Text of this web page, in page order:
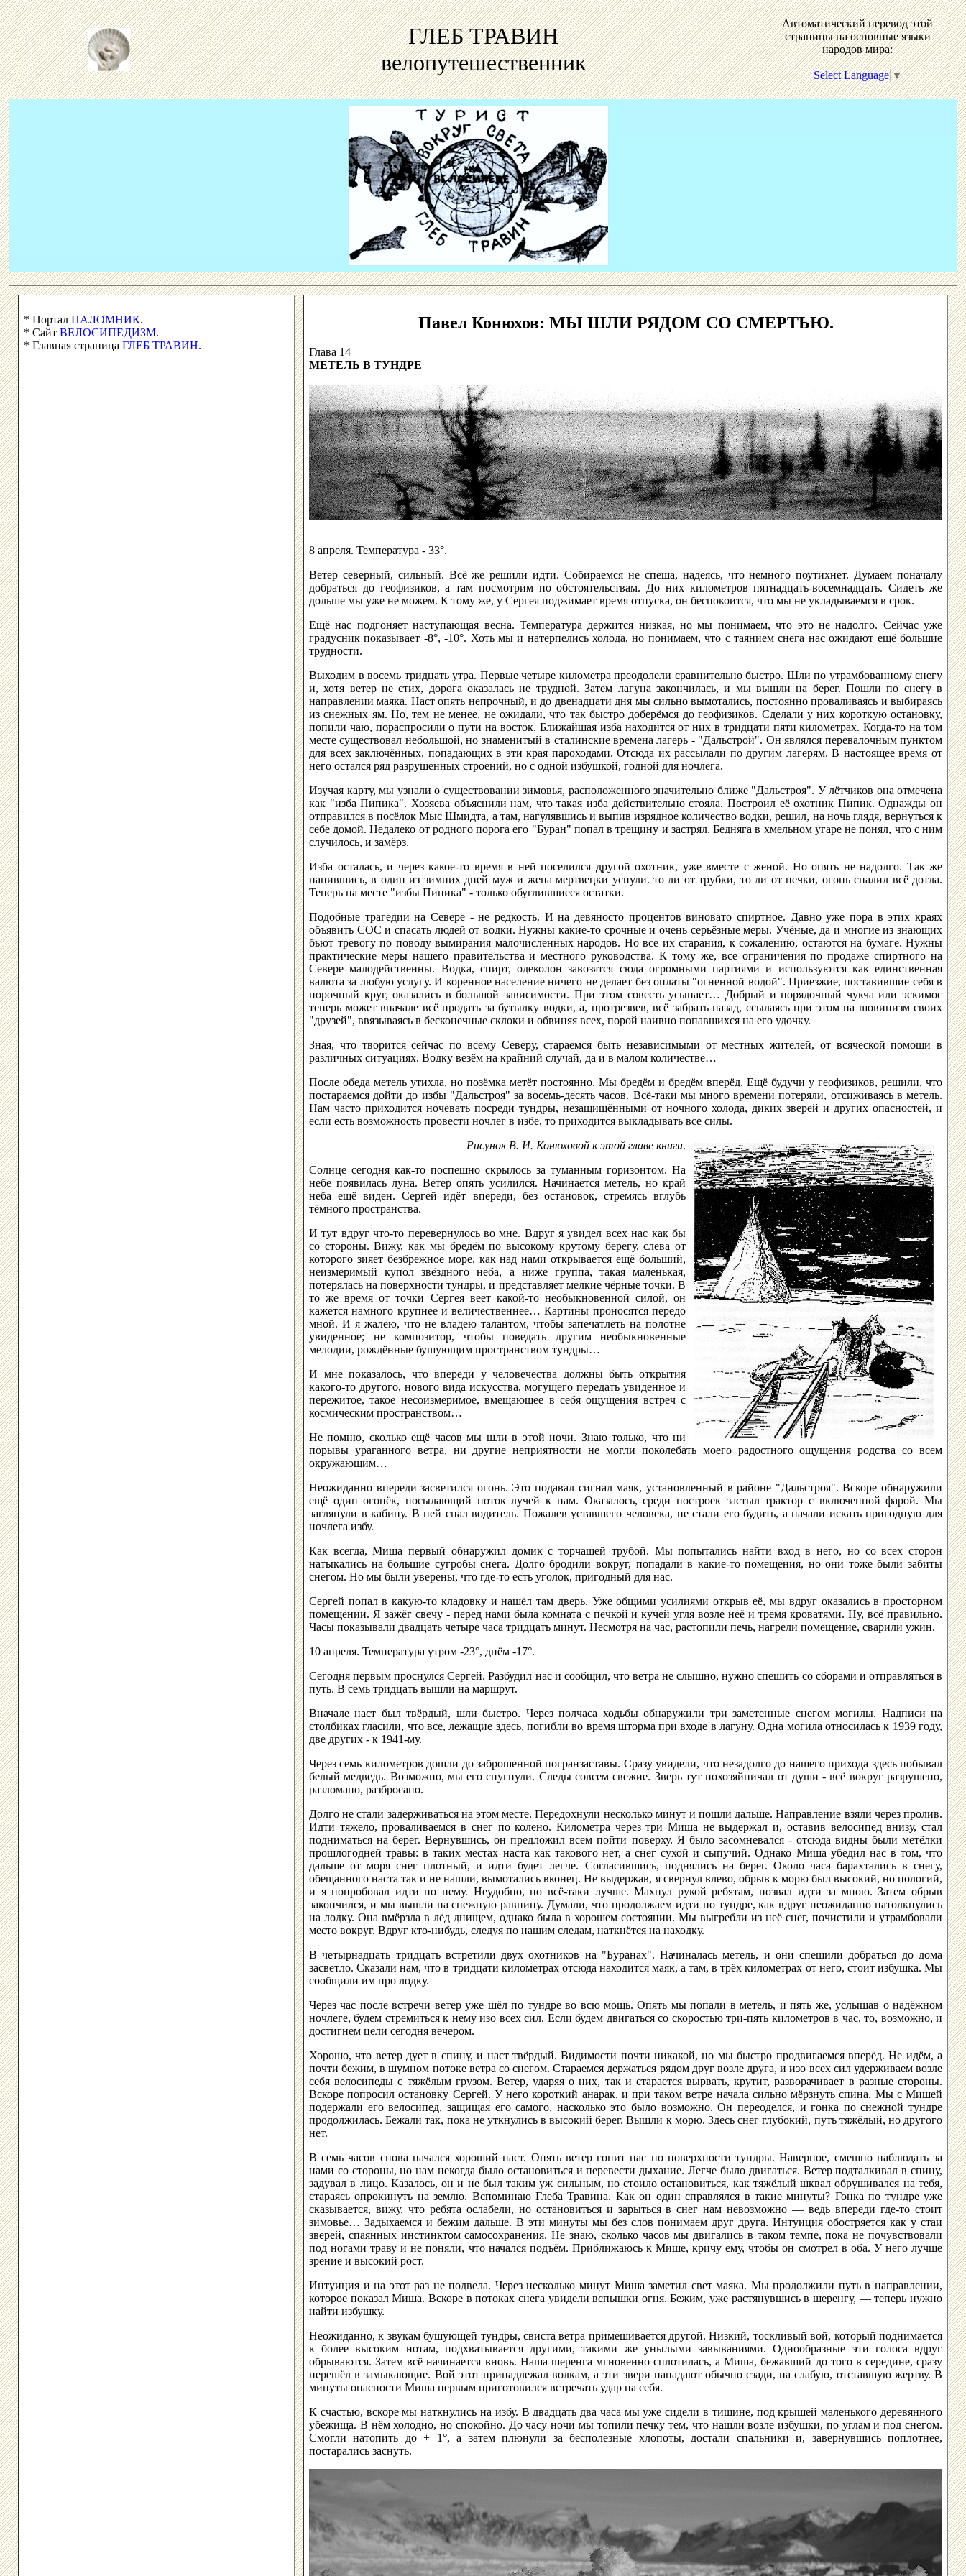
ГЛЕБ ТРАВИН
велопутешественник
Автоматический перевод этой
страницы на основные языки
народов мира:
Select Language▼
* Портал ПАЛОМНИК.
* Сайт ВЕЛОСИПЕДИЗМ.
* Главная страница ГЛЕБ ТРАВИН.
Павел Конюхов: МЫ ШЛИ РЯДОМ СО СМЕРТЬЮ.
Глава 14
МЕТЕЛЬ В ТУНДРЕ
8 апреля. Температура - 33°.
Ветер северный, сильный. Всё же решили идти. Собираемся не спеша, надеясь, что немного поутихнет. Думаем поначалу
добраться до геофизиков, а там посмотрим по обстоятельствам. До них километров пятнадцать-восемнадцать. Сидеть же
дольше мы уже не можем. К тому же, у Сергея поджимает время отпуска, он беспокоится, что мы не укладываемся в срок.
Ещё нас подгоняет наступающая весна. Температура держится низкая, но мы понимаем, что это не надолго. Сейчас уже
градусник показывает -8°, -10°. Хоть мы и натерпелись холода, но понимаем, что с таянием снега нас ожидают ещё большие
трудности.
Выходим в восемь тридцать утра. Первые четыре километра преодолели сравнительно быстро. Шли по утрамбованному снегу
и, хотя ветер не стих, дорога оказалась не трудной. Затем лагуна закончилась, и мы вышли на берег. Пошли по снегу в
направлении маяка. Наст опять непрочный, и до двенадцати дня мы сильно вымотались, постоянно проваливаясь и выбираясь
из снежных ям. Но, тем не менее, не ожидали, что так быстро доберёмся до геофизиков. Сделали у них короткую остановку,
попили чаю, пораспросили о пути на восток. Ближайшая изба находится от них в тридцати пяти километрах. Когда-то на том
месте существовал небольшой, но знаменитый в сталинские времена лагерь - "Дальстрой". Он являлся перевалочным пунктом
для всех заключённых, попадающих в эти края пароходами. Отсюда их рассылали по другим лагерям. В настоящее время от
него остался ряд разрушенных строений, но с одной избушкой, годной для ночлега.
Изучая карту, мы узнали о существовании зимовья, расположенного значительно ближе "Дальстроя". У лётчиков она отмечена
как "изба Пипика". Хозяева объяснили нам, что такая изба действительно стояла. Построил её охотник Пипик. Однажды он
отправился в посёлок Мыс Шмидта, а там, нагулявшись и выпив изрядное количество водки, решил, на ночь глядя, вернуться к
себе домой. Недалеко от родного порога его "Буран" попал в трещину и застрял. Бедняга в хмельном угаре не понял, что с ним
случилось, и замёрз.
Изба осталась, и через какое-то время в ней поселился другой охотник, уже вместе с женой. Но опять не надолго. Так же
напившись, в один из зимних дней муж и жена мертвецки уснули. то ли от трубки, то ли от печки, огонь спалил всё дотла.
Теперь на месте "избы Пипика" - только обуглившиеся остатки.
Подобные трагедии на Севере - не редкость. И на девяносто процентов виновато спиртное. Давно уже пора в этих краях
объявить СОС и спасать людей от водки. Нужны какие-то срочные и очень серьёзные меры. Учёные, да и многие из знающих
бьют тревогу по поводу вымирания малочисленных народов. Но все их старания, к сожалению, остаются на бумаге. Нужны
практические меры нашего правительства и местного руководства. К тому же, все ограничения по продаже спиртного на
Севере малодейственны. Водка, спирт, одеколон завозятся сюда огромными партиями и используются как единственная
валюта за любую услугу. И коренное население ничего не делает без оплаты "огненной водой". Приезжие, поставившие себя в
порочный круг, оказались в большой зависимости. При этом совесть усыпает… Добрый и порядочный чукча или эскимос
теперь может вначале всё продать за бутылку водки, а, протрезвев, всё забрать назад, ссылаясь при этом на шовинизм своих
"друзей", ввязываясь в бесконечные склоки и обвиняя всех, порой наивно попавшихся на его удочку.
Зная, что творится сейчас по всему Северу, стараемся быть независимыми от местных жителей, от всяческой помощи в
различных ситуациях. Водку везём на крайний случай, да и в малом количестве…
После обеда метель утихла, но позёмка метёт постоянно. Мы бредём и бредём вперёд. Ещё будучи у геофизиков, решили, что
постараемся дойти до избы "Дальстроя" за восемь-десять часов. Всё-таки мы много времени потеряли, отсиживаясь в метель.
Нам часто приходится ночевать посреди тундры, незащищёнными от ночного холода, диких зверей и других опасностей, и
если есть возможность провести ночлег в избе, то приходится выкладывать все силы.
Рисунок В. И. Конюховой к этой главе книги.
Солнце сегодня как-то поспешно скрылось за туманным горизонтом. На
небе появилась луна. Ветер опять усилился. Начинается метель, но край
неба ещё виден. Сергей идёт впереди, без остановок, стремясь вглубь
тёмного пространства.
И тут вдруг что-то перевернулось во мне. Вдруг я увидел всех нас как бы
со стороны. Вижу, как мы бредём по высокому крутому берегу, слева от
которого зияет безбрежное море, как над нами открывается ещё больший,
неизмеримый купол звёздного неба, а ниже группа, такая маленькая,
потерялась на поверхности тундры, и представляет мелкие чёрные точки. В
то же время от точки Сергея веет какой-то необыкновенной силой, он
кажется намного крупнее и величественнее… Картины проносятся передо
мной. И я жалею, что не владею талантом, чтобы запечатлеть на полотне
увиденное; не композитор, чтобы поведать другим необыкновенные
мелодии, рождённые бушующим пространством тундры…
И мне показалось, что впереди у человечества должны быть открытия
какого-то другого, нового вида искусства, могущего передать увиденное и
пережитое, такое несоизмеримое, вмещающее в себя ощущения встреч с
космическим пространством…
Не помню, сколько ещё часов мы шли в этой ночи. Знаю только, что ни
порывы ураганного ветра, ни другие неприятности не могли поколебать моего радостного ощущения родства со всем
окружающим…
Неожиданно впереди засветился огонь. Это подавал сигнал маяк, установленный в районе "Дальстроя". Вскоре обнаружили
ещё один огонёк, посылающий поток лучей к нам. Оказалось, среди построек застыл трактор с включенной фарой. Мы
заглянули в кабину. В ней спал водитель. Пожалев уставшего человека, не стали его будить, а начали искать пригодную для
ночлега избу.
Как всегда, Миша первый обнаружил домик с торчащей трубой. Мы попытались найти вход в него, но со всех сторон
натыкались на большие сугробы снега. Долго бродили вокруг, попадали в какие-то помещения, но они тоже были забиты
снегом. Но мы были уверены, что где-то есть уголок, пригодный для нас.
Сергей попал в какую-то кладовку и нашёл там дверь. Уже общими усилиями открыв её, мы вдруг оказались в просторном
помещении. Я зажёг свечу - перед нами была комната с печкой и кучей угля возле неё и тремя кроватями. Ну, всё правильно.
Часы показывали двадцать четыре часа тридцать минут. Несмотря на час, растопили печь, нагрели помещение, сварили ужин.
10 апреля. Температура утром -23°, днём -17°.
Сегодня первым проснулся Сергей. Разбудил нас и сообщил, что ветра не слышно, нужно спешить со сборами и отправляться в
путь. В семь тридцать вышли на маршрут.
Вначале наст был твёрдый, шли быстро. Через полчаса ходьбы обнаружили три заметенные снегом могилы. Надписи на
столбиках гласили, что все, лежащие здесь, погибли во время шторма при входе в лагуну. Одна могила относилась к 1939 году,
две других - к 1941-му.
Через семь километров дошли до заброшенной погранзаставы. Сразу увидели, что незадолго до нашего прихода здесь побывал
белый медведь. Возможно, мы его спугнули. Следы совсем свежие. Зверь тут похозяйничал от души - всё вокруг разрушено,
разломано, разбросано.
Долго не стали задерживаться на этом месте. Передохнули несколько минут и пошли дальше. Направление взяли через пролив.
Идти тяжело, проваливаемся в снег по колено. Километра через три Миша не выдержал и, оставив велосипед внизу, стал
подниматься на берег. Вернувшись, он предложил всем пойти поверху. Я было засомневался - отсюда видны были метёлки
прошлогодней травы: в таких местах наста как такового нет, а снег сухой и сыпучий. Однако Миша убедил нас в том, что
дальше от моря снег плотный, и идти будет легче. Согласившись, поднялись на берег. Около часа барахтались в снегу,
обещанного наста так и не нашли, вымотались вконец. Не выдержав, я свернул влево, обрыв к морю был высокий, но пологий,
и я попробовал идти по нему. Неудобно, но всё-таки лучше. Махнул рукой ребятам, позвал идти за мною. Затем обрыв
закончился, и мы вышли на снежную равнину. Думали, что продолжаем идти по тундре, как вдруг неожиданно натолкнулись
на лодку. Она вмёрзла в лёд днищем, однако была в хорошем состоянии. Мы выгребли из неё снег, почистили и утрамбовали
место вокруг. Вдруг кто-нибудь, следуя по нашим следам, наткнётся на находку.
В четырнадцать тридцать встретили двух охотников на "Буранах". Начиналась метель, и они спешили добраться до дома
засветло. Сказали нам, что в тридцати километрах отсюда находится маяк, а там, в трёх километрах от него, стоит избушка. Мы
сообщили им про лодку.
Через час после встречи ветер уже шёл по тундре во всю мощь. Опять мы попали в метель, и пять же, услышав о надёжном
ночлеге, будем стремиться к нему изо всех сил. Если будем двигаться со скоростью три-пять километров в час, то, возможно, и
достигнем цели сегодня вечером.
Хорошо, что ветер дует в спину, и наст твёрдый. Видимости почти никакой, но мы быстро продвигаемся вперёд. Не идём, а
почти бежим, в шумном потоке ветра со снегом. Стараемся держаться рядом друг возле друга, и изо всех сил удерживаем возле
себя велосипеды с тяжёлым грузом. Ветер, ударяя о них, так и старается вырвать, крутит, разворачивает в разные стороны.
Вскоре попросил остановку Сергей. У него короткий анарак, и при таком ветре начала сильно мёрзнуть спина. Мы с Мишей
подержали его велосипед, защищая его самого, насколько это было возможно. Он переоделся, и гонка по снежной тундре
продолжилась. Бежали так, пока не уткнулись в высокий берег. Вышли к морю. Здесь снег глубокий, путь тяжёлый, но другого
нет.
В семь часов снова начался хороший наст. Опять ветер гонит нас по поверхности тундры. Наверное, смешно наблюдать за
нами со стороны, но нам некогда было остановиться и перевести дыхание. Легче было двигаться. Ветер подталкивал в спину,
задувал в лицо. Казалось, он и не был таким уж сильным, но стоило остановиться, как тяжёлый шквал обрушивался на тебя,
стараясь опрокинуть на землю. Вспоминаю Глеба Травина. Как он один справлялся в такие минуты? Гонка по тундре уже
сказывается, вижу, что ребята ослабели, но остановиться и зарыться в снег нам невозможно — ведь впереди где-то стоит
зимовье… Задыхаемся и бежим дальше. В эти минуты мы без слов понимаем друг друга. Интуиция обостряется как у стаи
зверей, спаянных инстинктом самосохранения. Не знаю, сколько часов мы двигались в таком темпе, пока не почувствовали
под ногами траву и не поняли, что начался подъём. Приближаюсь к Мише, кричу ему, чтобы он смотрел в оба. У него лучше
зрение и высокий рост.
Интуиция и на этот раз не подвела. Через несколько минут Миша заметил свет маяка. Мы продолжили путь в направлении,
которое показал Миша. Вскоре в потоках снега увидели вспышки огня. Бежим, уже растянувшись в шеренгу, — теперь нужно
найти избушку.
Неожиданно, к звукам бушующей тундры, свиста ветра примешивается другой. Низкий, тоскливый вой, который поднимается
к более высоким нотам, подхватывается другими, такими же унылыми завываниями. Однообразные эти голоса вдруг
обрываются. Затем всё начинается вновь. Наша шеренга мгновенно сплотилась, а Миша, бежавший до того в середине, сразу
перешёл в замыкающие. Вой этот принадлежал волкам, а эти звери нападают обычно сзади, на слабую, отставшую жертву. В
минуты опасности Миша первым приготовился встречать удар на себя.
К счастью, вскоре мы наткнулись на избу. В двадцать два часа мы уже сидели в тишине, под крышей маленького деревянного
убежища. В нём холодно, но спокойно. До часу ночи мы топили печку тем, что нашли возле избушки, по углам и под снегом.
Смогли натопить до + 1°, а затем плюнули за бесполезные хлопоты, достали спальники и, завернувшись поплотнее,
постарались заснуть.